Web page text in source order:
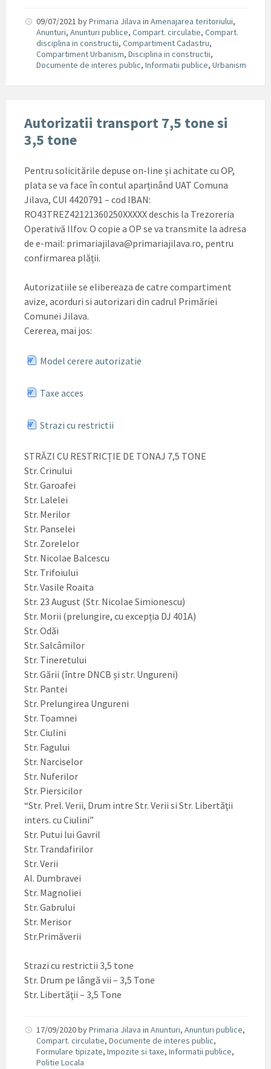
09/07/2021 byPrimaria Jilava in Amenajarea teritoriului,
Anunturi, Anunturi publice, Compart. circulatie, Compart.
disciplina in constructii, Compartiment Cadastru,
Compartiment Urbanism, Disciplina in constructii,
Documente de interes public, Informatii publice, Urbanism
Autorizatii transport 7,5 tone si
3,5 tone
Pentru solicitările depuse on-line și achitate cu OP,
plata se va face în contul aparținând UAT Comuna
Jilava, CUI 4420791 – cod IBAN:
RO43TREZ42121360250XXXXX deschis la Trezoreria
Operativă Ilfov. O copie a OP se va transmite la adresa
de e-mail: primariajilava@primariajilava.ro, pentru
confirmarea plății.
Autorizatiile se elibereaza de catre compartiment
avize, acorduri si autorizari din cadrul Primăriei
Comunei Jilava.
Cererea, mai jos:
Model cerere autorizatie
Taxe acces
Strazi cu restrictii
STRĂZI CU RESTRICȚIE DE TONAJ 7,5 TONE
Str. Crinului
Str. Garoafei
Str. Lalelei
Str. Merilor
Str. Panselei
Str. Zorelelor
Str. Nicolae Balcescu
Str. Trifoiului
Str. Vasile Roaita
Str. 23 August (Str. Nicolae Simionescu)
Str. Morii (prelungire, cu excepția DJ 401A)
Str. Odăi
Str. Salcâmilor
Str. Tineretului
Str. Gării (între DNCB și str. Ungureni)
Str. Pantei
Str. Prelungirea Ungureni
Str. Toamnei
Str. Ciulini
Str. Fagului
Str. Narciselor
Str. Nuferilor
Str. Piersicilor
“Str. Prel. Verii, Drum intre Str. Verii si Str. Libertăţii
inters. cu Ciulini”
Str. Putui lui Gavril
Str. Trandafirilor
Str. Verii
Al. Dumbravei
Str. Magnoliei
Str. Gabrului
Str. Merisor
Str.Primăverii
Strazi cu restrictii 3,5 tone
Str. Drum pe lângă vii – 3,5 Tone
Str. Libertăţii – 3,5 Tone
17/09/2020byPrimaria Jilava in Anunturi, Anunturi publice,
Compart. circulatie, Documente de interes public,
Formulare tipizate, Impozite si taxe, Informatii publice,
Politie Locala